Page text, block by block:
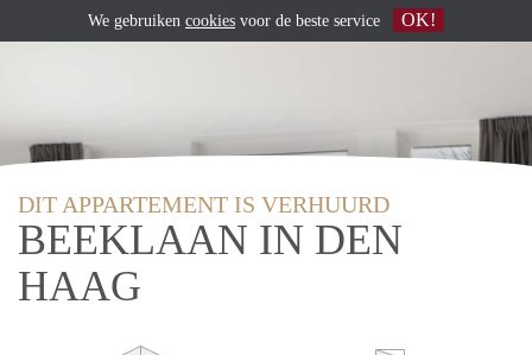
DIT APPARTEMENT IS VERHUURD
BEEKLAAN IN DEN
HAAG
We gebruiken cookies voor de beste service OK!